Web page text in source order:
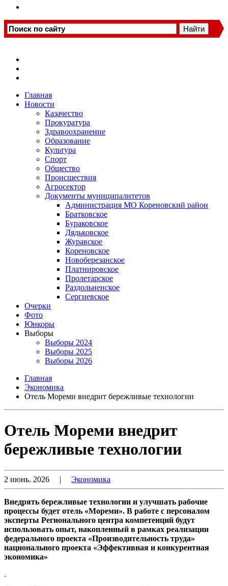
Главная
Новости
Казачество
Прокуратура
Здравоохранение
Образование
Культура
Спорт
Общество
Происшествия
Агросектор
Документы муниципалитетов
Администрация МО Кореновский район
Братковское
Бураковское
Дядьковское
Журавское
Кореновское
Новоберезанское
Платнировское
Пролетарское
Раздольненское
Сергиевское
Очерки
Фото
Юнкоры
Выборы
Выборы 2024
Выборы 2025
Выборы 2026
Главная
Экономика
Отель Мореми внедрит бережливые технологии
Отель Мореми внедрит
бережливые технологии
2 июнь. 2026 | Экономика
Внедрять бережливые технологии и улучшать рабочие
процессы будет отель «Мореми». В работе с персоналом
эксперты Регионального центра компетенций будут
использовать опыт, накопленный в рамках реализации
федерального проекта «Производительность труда»
национального проекта «Эффективная и конкурентная
экономика»
.